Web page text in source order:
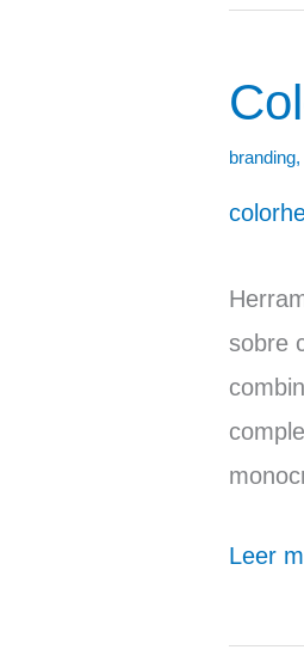
branding,
sobre
Color
Leer